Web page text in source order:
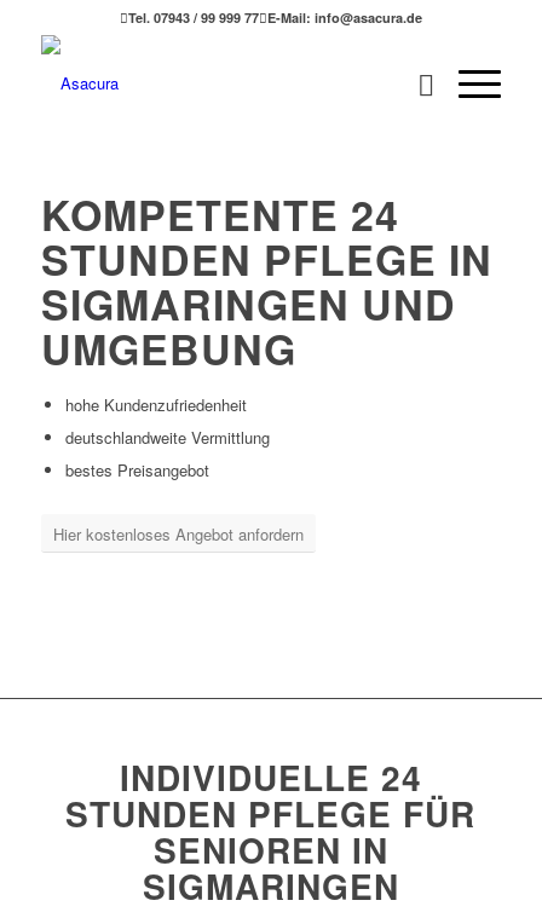
Tel. 07943 / 99 999 77 E-Mail: info@asacura.de
KOMPETENTE 24
STUNDEN PFLEGE IN
SIGMARINGEN UND
UMGEBUNG
hohe Kundenzufriedenheit
deutschlandweite Vermittlung
bestes Preisangebot
Hier kostenloses Angebot anfordern
INDIVIDUELLE 24
STUNDEN PFLEGE FÜR
SENIOREN IN
SIGMARINGEN